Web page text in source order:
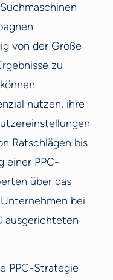
von der Größe
zu
nutzen, ihre
Ratschlägen bis
einer PPC-
über das
bei
ausgerichteten
PPC-Strategie